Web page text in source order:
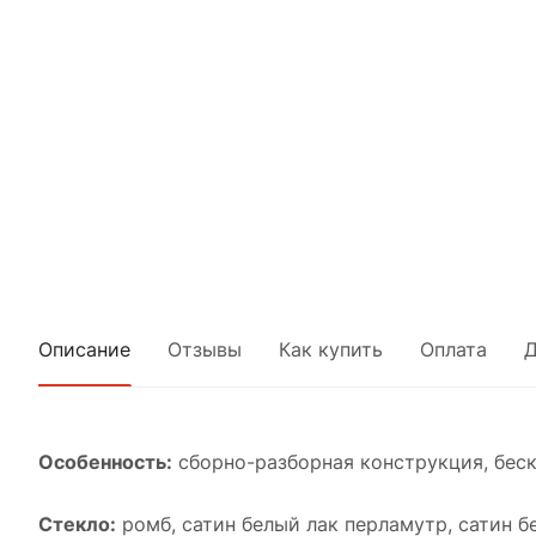
Описание Отзывы Как купить Оплата
Особенность: cборно-разборная конструкция,
Стекло: ромб, cатин белый лак перламутр, cатин